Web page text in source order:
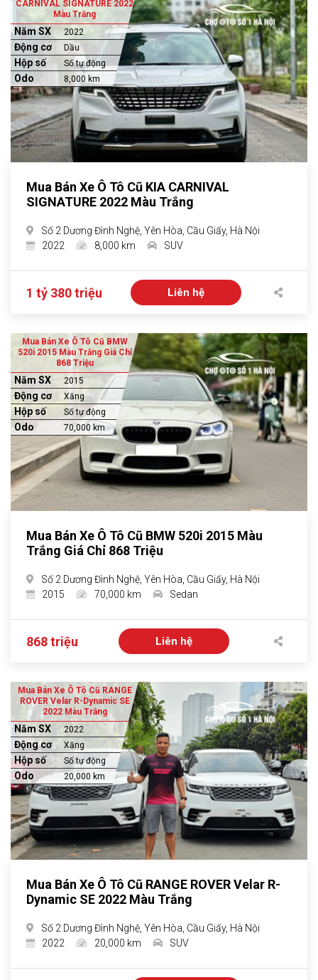
CARNIVAL SIGNATURE 2022
Màu Trắng
Năm SX 2022
Động cơ Dầu
Hộp số Số tự động
Odo 8,000 km
Mua Bán Xe Ô Tô Cũ KIA CARNIVAL
SIGNATURE 2022 Màu Trắng
Số 2 Dương Đình Nghệ, Yên Hòa, Cầu Giấy, Hà Nội
2022
8,000 km SUV
1 tỷ 380 triệu Liên hệ
Mua Bán Xe Ô Tô Cũ BMW
520i 2015 Màu Trắng Giá Chỉ
868 Triệu
Năm SX 2015
Động cơ Xăng
Hộp số Số tự động
Odo 70,000 km
Mua Bán Xe Ô Tô Cũ BMW 520i 2015 Màu
Trắng Giá Chỉ 868 Triệu
Số 2 Dương Đình Nghệ, Yên Hòa, Cầu Giấy, Hà Nội
2015
70,000 km Sedan
868 triệu Liên hệ
Mua Bán Xe Ô Tô Cũ RANGE
ROVER Velar R-Dynamic SE
2022 Màu Trắng
Năm SX 2022
Động cơ Xăng
Hộp số Số tự động
Odo 20,000 km
Mua Bán Xe Ô Tô Cũ RANGE ROVER Velar R-
Dynamic SE 2022 Màu Trắng
Số 2 Dương Đình Nghệ, Yên Hòa, Cầu Giấy, Hà Nội
2022
20,000 km SUV